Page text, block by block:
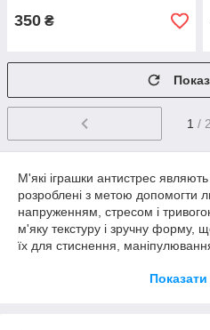
350 ₴
1 / 2
М'які іграшки антистрес
розроблені з метою допомогти
напруженням, стресом і
м'яку текстуру і зручну форму,
їх для стиснення,
Деякі з них нагадують тварин,